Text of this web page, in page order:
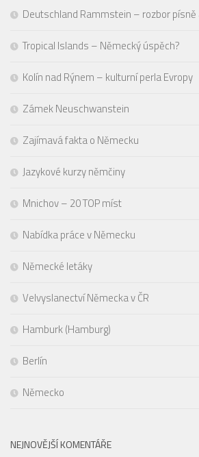
Deutschland Rammstein – rozbor písně
Tropical Islands – Německý úspěch?
Kolín nad Rýnem – kulturní perla Evropy
Zámek Neuschwanstein
Zajímavá fakta o Německu
Jazykové kurzy němčiny
Mnichov – 20 TOP míst
Nabídka práce v Německu
Německé letáky
Velvyslanectví Německa v ČR
Hamburk (Hamburg)
Berlín
Německo
NEJNOVĚJŠÍ KOMENTÁŘE